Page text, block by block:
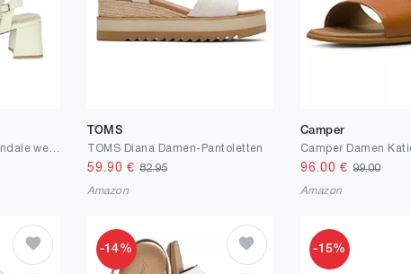
TOMS
TOMS Diana Damen-Pantoletten
59.90 € 82.95
Amazon
Camper
96.00 €99.00
Amazon
-14% -15%